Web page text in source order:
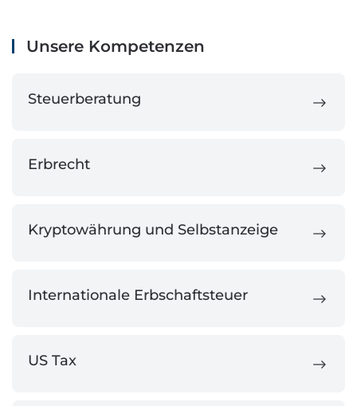
Unsere Kompetenzen
Steuerberatung
Erbrecht
Kryptowährung und Selbstanzeige
Internationale Erbschaftsteuer
US Tax